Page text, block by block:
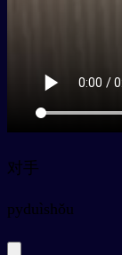
对手
pyduìshǒu